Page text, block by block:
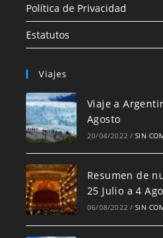
Política de Privacidad
Estatutos
Viajes
Viaje a
Agosto
20/04/2022 / SIN
Resumen de
25 Julio a 4
06/08/2022 / SIN